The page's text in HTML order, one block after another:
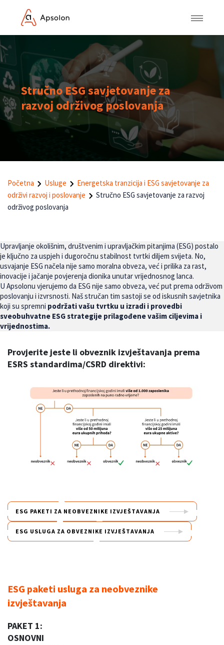
Stručno ESG savjetovanje za
razvoj održivog poslovanja
Početna Usluge
Energetska tranzicija i ESG savjetovanje za
održivi razvoj i poslovanje
Stručno ESG savjetovanje za razvoj
održivog poslovanja
Upravljanje okolišnim, društvenim i upravljačkim pitanjima (ESG) postalo
je ključno za uspjeh i dugoročnu stabilnost tvrtki diljem svijeta. No,
usvajanje ESG načela nije samo moralna obveza, već i prilika za rast,
inovacije i jačanje povjerenja dionika unutar vrijednosnog lanca.
U Apsolonu vjerujemo da ESG nije samo obveza, već put prema održivom
poslovanju i izvrsnosti. Naš stručan tim sastoji se od iskusnih savjetnika
koji su spremni podržati vašu tvrtku u izradi i provedbi
sveobuhvatne ESG strategije prilagođene vašim ciljevima i
vrijednostima.
Provjerite jeste li obveznik izvještavanja prema
ESRS standardima/CSRD direktivi:
ESG PAKETI ZA NEOBVEZNIKE IZVJEŠTAVANJA
ESG USLUGA ZA OBVEZNIKE IZVJEŠTAVANJA
ESG paketi usluga za neobveznike
izvještavanja
PAKET 1:
OSNOVNI